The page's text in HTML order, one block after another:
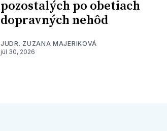
pozostalých po obetiach
dopravných nehôd
JUDR. ZUZANA MAJERIKOVÁ
júl 30, 2026